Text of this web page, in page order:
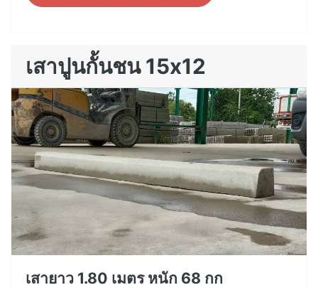
เสาปูนกั้นชน 15x12
เสายาว 1.80 เมตร หนัก 68 กก